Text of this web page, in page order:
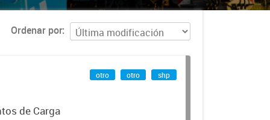
Ordenar por
de Carga
otro otro shp